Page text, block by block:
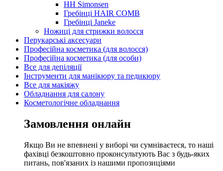
HH Simonsen
Гребінці HAIR COMB
Гребінці Janeke
Ножиці для стрижки волосся
Перукарські аксесуари
Професійна косметика (для волосся)
Професійна косметика (для особи)
Все для депіляції
Інструменти для манікюру та педикюру
Все для макіяжу
Обладнання для салону
Косметологічне обладнання
Замовлення онлайн
Якщо Ви не впевнені у виборі чи сумніваєтеся, то наші
фахівці безкоштовно проконсультують Вас з будь-яких
питань, пов'язаних із нашими пропозиціями